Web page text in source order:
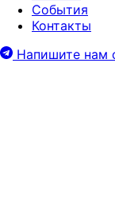
События
Контакты
Напишите нам